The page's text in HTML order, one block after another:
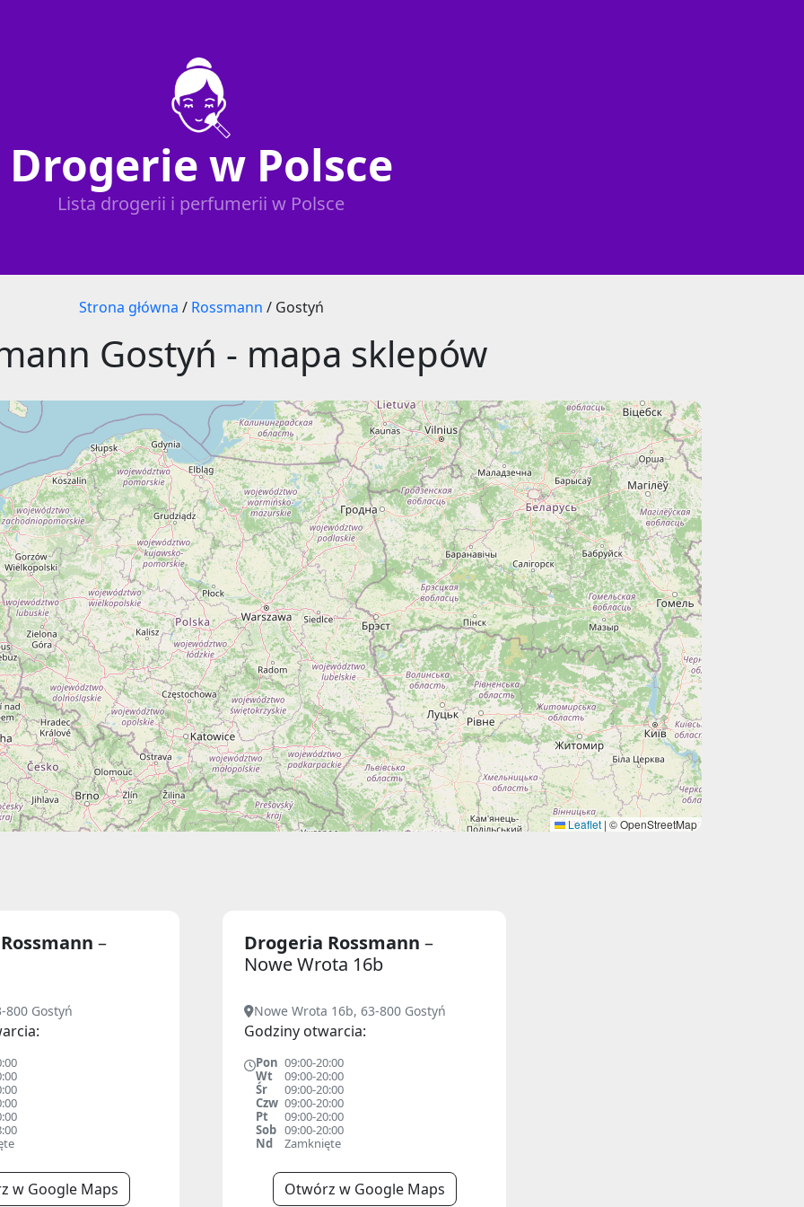
Drogerie w Polsce
Lista drogerii i perfumerii w Polsce
Strona główna / Rossmann / Gostyń
Gostyń - mapa sklepów
Leaflet | © OpenStreetMap
–
800 Gostyń
w Google Maps
Drogeria Rossmann –
Nowe Wrota 16b
Nowe Wrota 16b, 63-800 Gostyń
Godziny otwarcia:
Pon 09:00-20:00
Wt
09:00-20:00
Śr
09:00-20:00
Czw 09:00-20:00
Pt
09:00-20:00
Sob 09:00-20:00
Nd
Zamknięte
Otwórz w Google Maps